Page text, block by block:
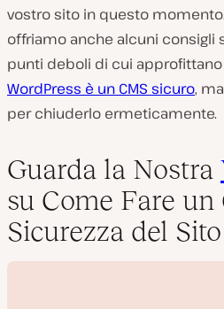
vostro sito in questo
offriamo anche alcuni consigli
punti deboli di cui
WordPress è un CMS sicuro,
per chiuderlo ermeticamente.
Guarda la Nostra
su Come Fare
Sicurezza del